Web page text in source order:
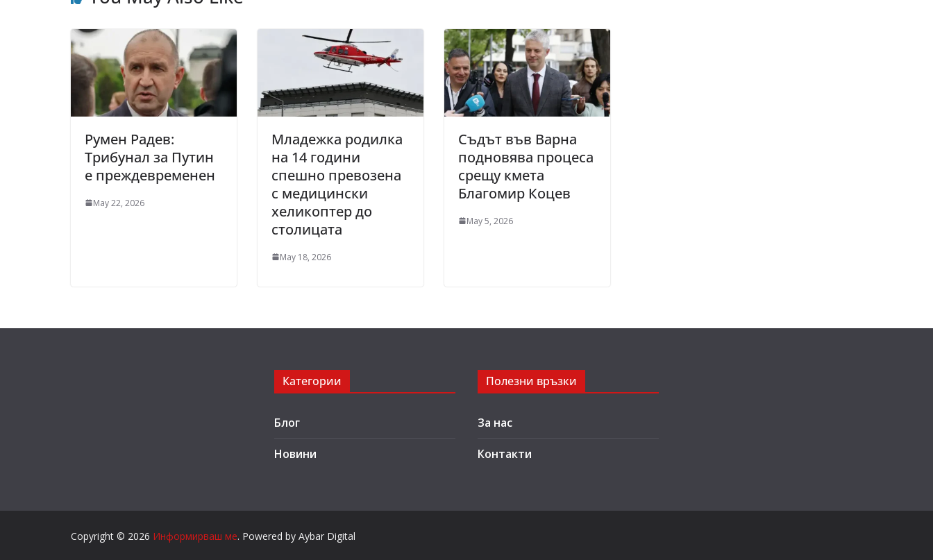
Румен Радев:
Трибунал за Путин
е преждевременен
May 22, 2026
Младежка родилка
на 14 години
спешно превозена
с медицински
хеликоптер до
столицата
May 18, 2026
Съдът във Варна
подновява процеса
срещу кмета
Благомир Коцев
May 5, 2026
Категории
Блог
Новини
Полезни връзки
За нас
Контакти
Copyright © 2026 Информирваш ме. Powered by Aybar Digital